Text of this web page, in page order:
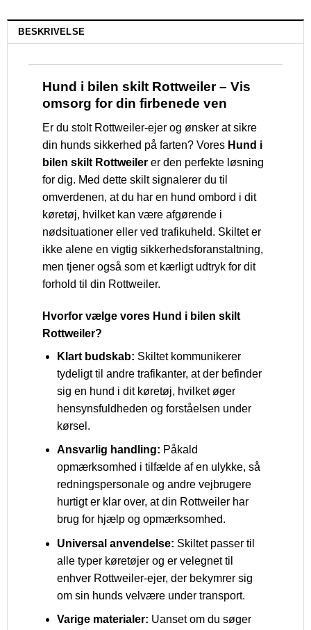
BESKRIVELSE
Hund i bilen skilt Rottweiler – Vis
omsorg for din firbenede ven
Er du stolt Rottweiler-ejer og ønsker at sikre
din hunds sikkerhed på farten? Vores Hund i
bilen skilt Rottweiler er den perfekte løsning
for dig. Med dette skilt signalerer du til
omverdenen, at du har en hund ombord i dit
køretøj, hvilket kan være afgørende i
nødsituationer eller ved trafikuheld. Skiltet er
ikke alene en vigtig sikkerhedsforanstaltning,
men tjener også som et kærligt udtryk for dit
forhold til din Rottweiler.
Hvorfor vælge vores Hund i bilen skilt
Rottweiler?
Klart budskab: Skiltet kommunikerer
tydeligt til andre trafikanter, at der befinder
sig en hund i dit køretøj, hvilket øger
hensynsfuldheden og forståelsen under
kørsel.
Ansvarlig handling: Påkald
opmærksomhed i tilfælde af en ulykke, så
redningspersonale og andre vejbrugere
hurtigt er klar over, at din Rottweiler har
brug for hjælp og opmærksomhed.
Universal anvendelse: Skiltet passer til
alle typer køretøjer og er velegnet til
enhver Rottweiler-ejer, der bekymrer sig
om sin hunds velvære under transport.
Varige materialer: Uanset om du søger